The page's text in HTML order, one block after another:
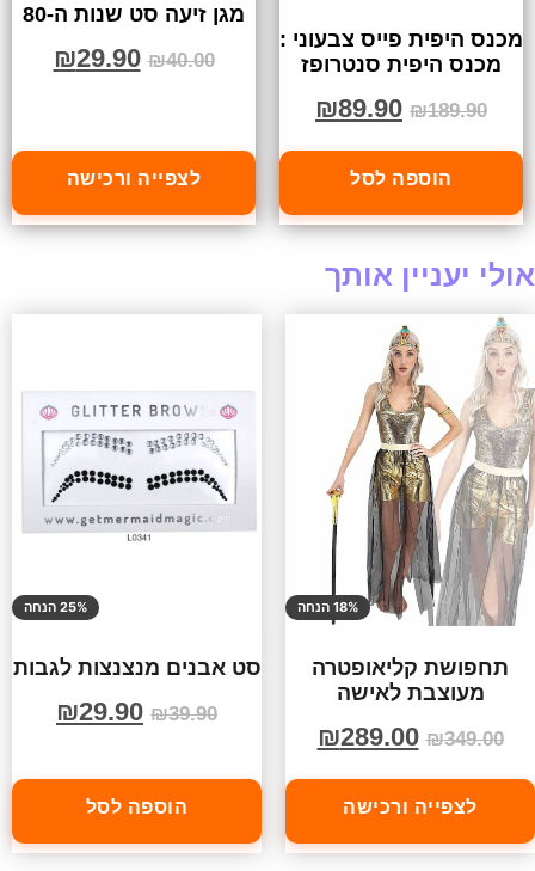
מכנס היפית פייס צבעוני :
מכנס היפית סנטרופז
₪189.90
₪89.90
הוספה לסל
מגן זיעה סט שנות ה-80
₪40.00
₪29.90
לצפייה ורכישה
אולי יעניין אותך
18% הנחה
תחפושת קליאופטרה
מעוצבת לאישה
₪349.00
₪289.00
לצפייה ורכישה
25% הנחה
סט אבנים מנצנצות לגבות
₪39.90
₪29.90
הוספה לסל